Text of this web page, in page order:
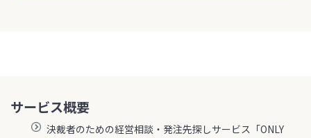
サービス概要
決裁者のための経営相談・発注先探しサービス「ONLY